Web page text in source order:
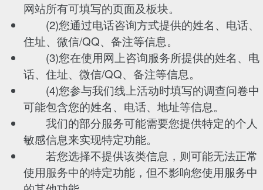
网站所有可填写的页面及板块。
(2)您通过电话咨询方式提供的姓名、电话、
住址、微信/QQ、备注等信息。
(3)您在使用网上咨询服务所提供的姓名、电
话、住址、微信/QQ、备注等信息。
(4)您参与我们线上活动时填写的调查问卷中
可能包含您的姓名、电话、地址等信息。
我们的部分服务可能需要您提供特定的个人
敏感信息来实现特定功能。
若您选择不提供该类信息，则可能无法正常
使用服务中的特定功能，但不影响您使用服务中